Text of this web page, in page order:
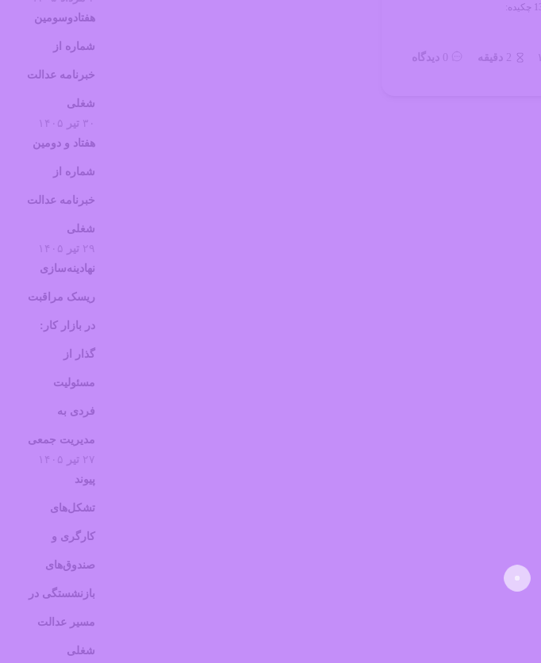
2 دقیقه 0 دیدگاه
هفتادوسومین
شماره از
خبرنامه عدالت
شغلی
۳۰ تیر
۱۴۰۵
هفتاد و دومین
شماره از
خبرنامه عدالت
شغلی
۲۹ تیر
۱۴۰۵
نهادینه‌سازی
ریسک مراقبت
در بازار کار:
گذار از
مسئولیت
فردی به
مدیریت جمعی
۲۷ تیر
۱۴۰۵
پیوند
تشکل‌های
کارگری و
صندوق‌های
بازنشستگی در
مسیر عدالت
شغلی